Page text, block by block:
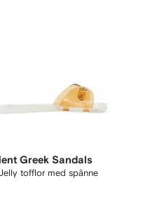
Greek Sandals
tofflor med spänne